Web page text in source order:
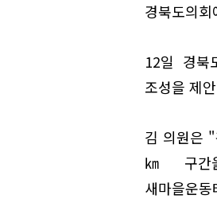
경북도의
12일 경북
조성을 제
김 의원은
㎞ 구간
새마을운